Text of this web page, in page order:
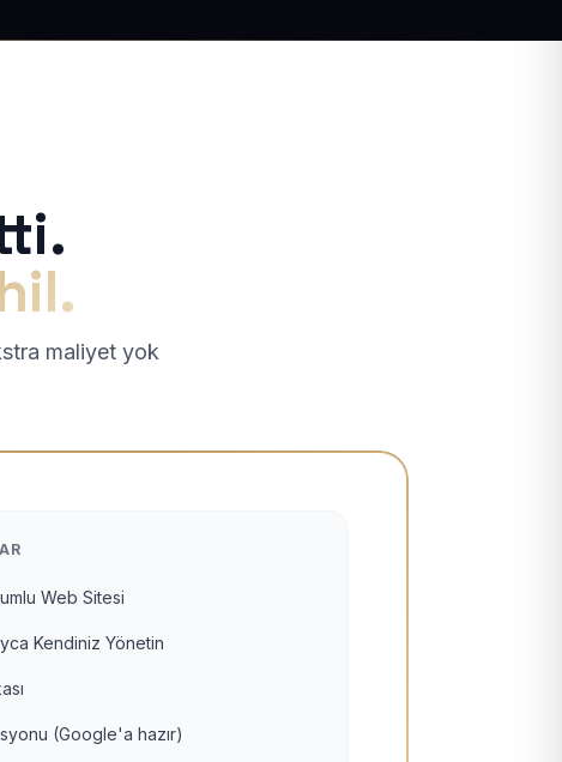
maliyet yok
Web Sitesi
Kendiniz Yönetin
(Google'a hazır)